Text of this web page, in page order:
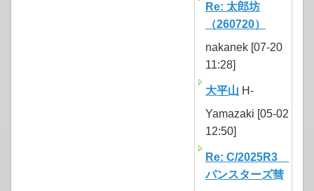
Re: 太郎坊
（260720）
nakanek [07-20
11:28]
大平山 H-
Yamazaki [05-02
12:50]
Re: C/2025R3
パンスターズ彗